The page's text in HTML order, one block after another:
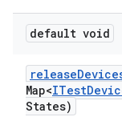
default void
release
Map<ITest
States)